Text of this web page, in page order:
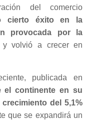
del comercio
cierto éxito en la
provocada por la
y volvió a crecer en
publicada en
el continente en su
del 5,1%
que se expandirá un